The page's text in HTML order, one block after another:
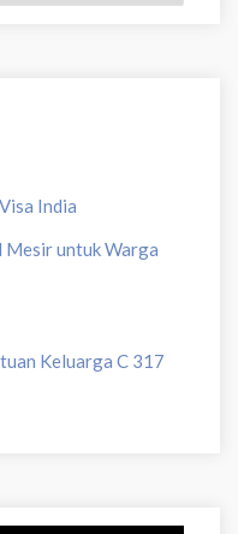
India
untuk Warga
Keluarga C 317